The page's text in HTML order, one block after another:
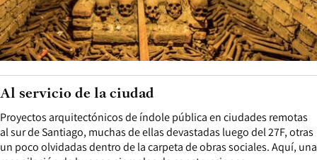
Proyectos arquitectónicos de índole pública en ciudades remotas
al sur de Santiago, muchas de ellas devastadas luego del 27F, otras
un poco olvidadas dentro de la carpeta de obras sociales. Aquí, una
Al servicio de la ciudad